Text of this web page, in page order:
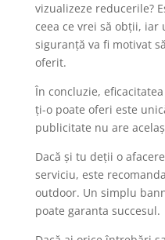
vizualizeze reducerile?
ceea ce vrei să obții,
siguranță va fi motivat
oferit.
În concluzie,
ți-o poate oferi este
publicitate nu are
Dacă și tu deții o
serviciu, este
outdoor. Un simplu
poate garanta succesul.